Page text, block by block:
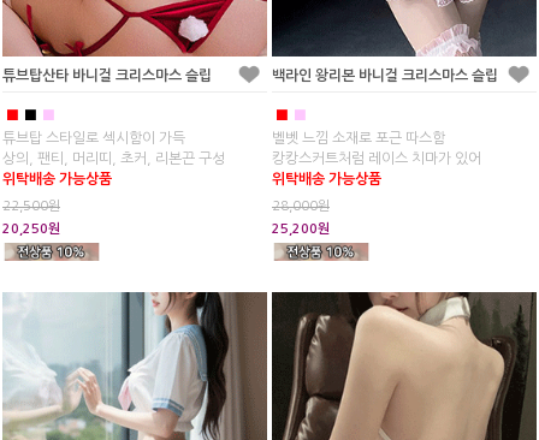
튜브탑산타 바니걸 크리스마스 슬립
■ ■
튜브탑 스타일로 섹시함이 가득
상의, 팬티, 머리띠, 초커, 리본끈 구성
위탁배송 가능상품
22,500원
20,250원
백라인 왕리본 바니걸 크리스마스 슬립
■
벨벳 느낌 소재로 포근 따스함
캉캉스커트처럼 레이스 치마가 있어
위탁배송 가능상품
28,000원
25,200원